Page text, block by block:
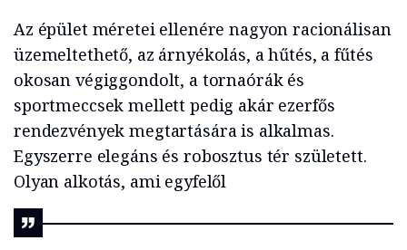
Az épület méretei ellenére nagyon racionálisan
üzemeltethető, az árnyékolás, a hűtés, a fűtés
okosan végiggondolt, a tornaórák és
sportmeccsek mellett pedig akár ezerfős
rendezvények megtartására is alkalmas.
Egyszerre elegáns és robosztus tér született.
Olyan alkotás, ami egyfelől